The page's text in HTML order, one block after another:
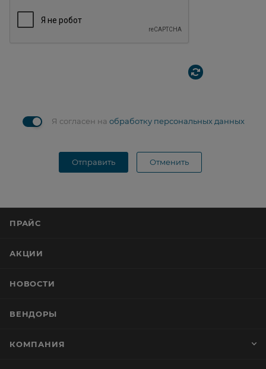
Я согласен на обработку персональных данных
Отправить Отменить
ПРАЙС
АКЦИИ
НОВОСТИ
ВЕНДОРЫ
КОМПАНИЯ